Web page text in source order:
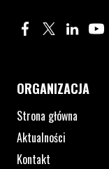
Profil naProfil na
ORGANIZACJA
Strona główna
Aktualności
Kontakt